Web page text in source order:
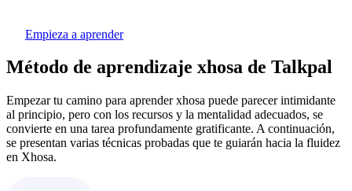
Empieza a aprender
Método de aprendizaje xhosa de Talkpal
Empezar tu camino para aprender xhosa puede parecer intimidante
al principio, pero con los recursos y la mentalidad adecuados, se
convierte en una tarea profundamente gratificante. A continuación,
se presentan varias técnicas probadas que te guiarán hacia la fluidez
en Xhosa.